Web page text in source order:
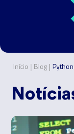
Início | Blog | Python